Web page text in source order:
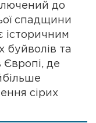
до
спадщини
буйволів та
Європі, де
сірих